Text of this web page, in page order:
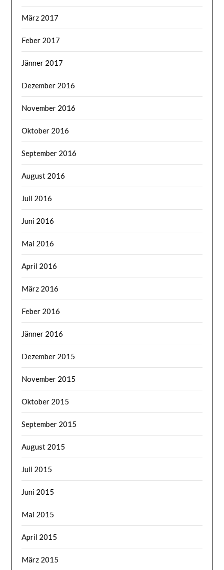
März 2017
Feber 2017
Jänner 2017
Dezember 2016
November 2016
Oktober 2016
September 2016
August 2016
Juli 2016
Juni 2016
Mai 2016
April 2016
März 2016
Feber 2016
Jänner 2016
Dezember 2015
November 2015
Oktober 2015
September 2015
August 2015
Juli 2015
Juni 2015
Mai 2015
April 2015
März 2015